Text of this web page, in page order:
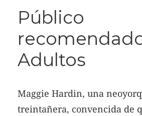
Público
Adultos
Maggie Hardin, una
treintañera, convencida de